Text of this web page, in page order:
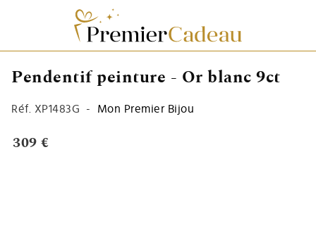
Pendentif peinture - Or blanc 9ct
Réf. XP1483G - Mon Premier Bijou
309 €